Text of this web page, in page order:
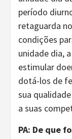
período
retaguarda
condições
unidade dia,
estimular
dotá-los de
sua
a suas
PA: De que